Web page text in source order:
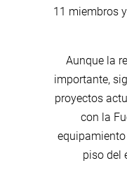
11 miembros
Aunque la
importante,
proyectos
con la
piso del